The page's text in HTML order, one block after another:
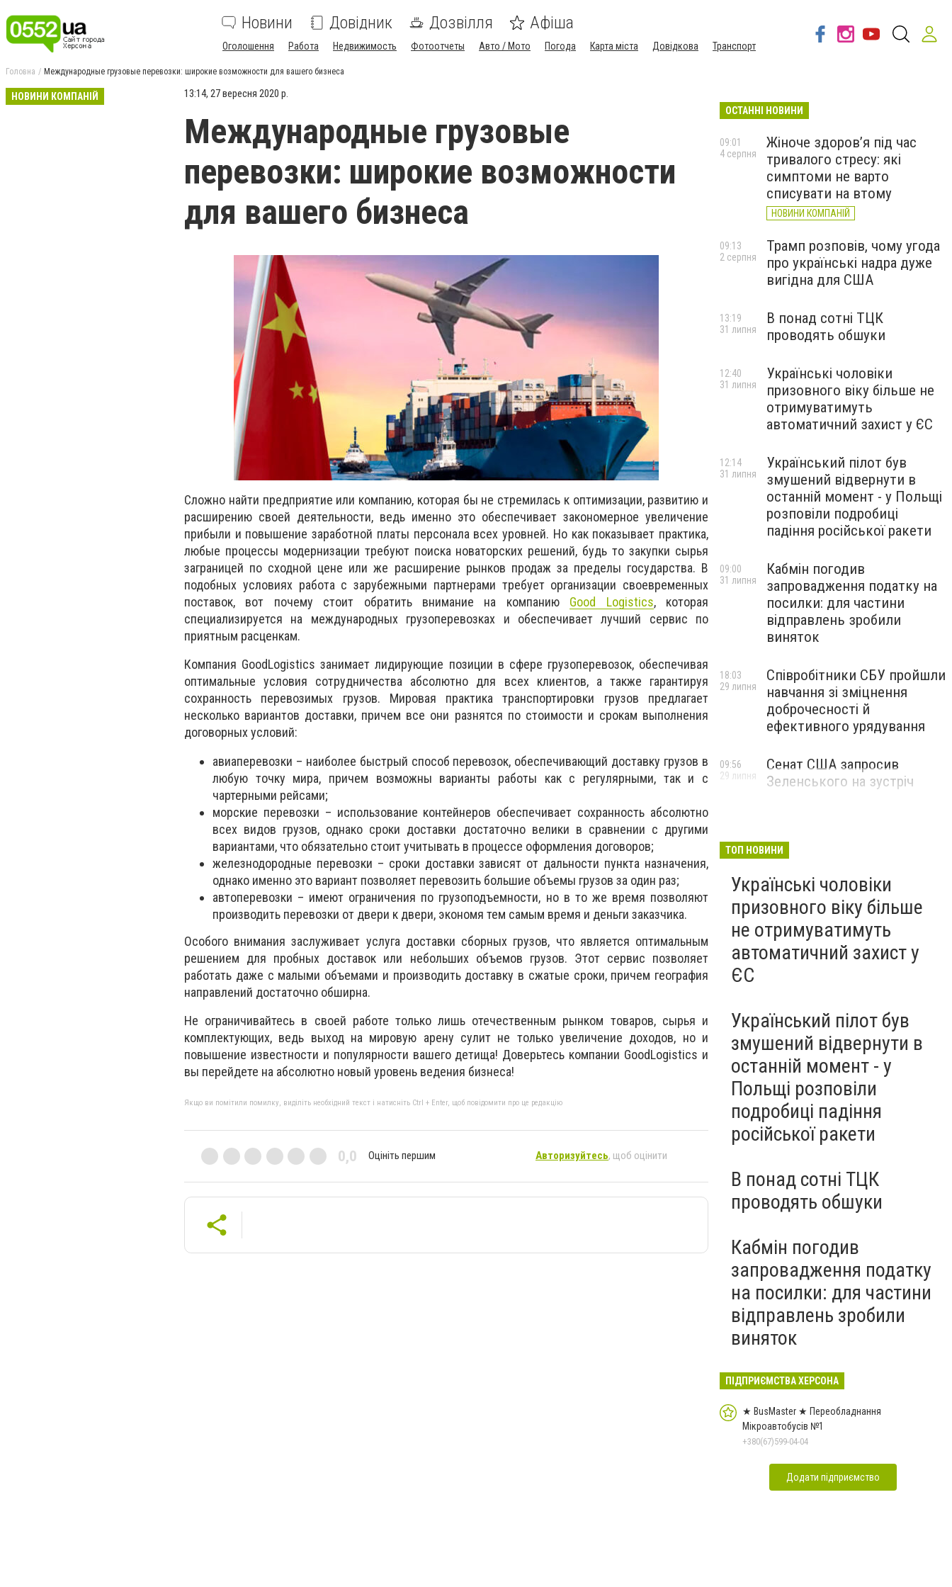
Новини Довідник Дозвілля Афіша
Оголошення Работа Недвижимость Фотоотчеты Авто / Мото Погода Карта міста Довідкова Транспорт
Головна Международные грузовые перевозки: широкие возможности для вашего бизнеса
НОВИНИ КОМПАНІЙ 13:14, 27 вересня 2020 р.
Международные грузовые
перевозки: широкие возможности
для вашего бизнеса
Сложно найти предприятие или компанию, которая бы не стремилась к оптимизации, развитию и
расширению своей деятельности, ведь именно это обеспечивает закономерное увеличение
прибыли и повышение заработной платы персонала всех уровней. Но как показывает практика,
любые процессы модернизации требуют поиска новаторских решений, будь то закупки сырья
заграницей по сходной цене или же расширение рынков продаж за пределы государства. В
подобных условиях работа с зарубежными партнерами требует организации своевременных
поставок, вот почему стоит обратить внимание на компанию Good Logistics, которая
специализируется на международных грузоперевозках и обеспечивает лучший сервис по
приятным расценкам.
Компания GoodLogistics занимает лидирующие позиции в сфере грузоперевозок, обеспечивая
оптимальные условия сотрудничества абсолютно для всех клиентов, а также гарантируя
сохранность перевозимых грузов. Мировая практика транспортировки грузов предлагает
несколько вариантов доставки, причем все они разнятся по стоимости и срокам выполнения
договорных условий:
авиаперевозки – наиболее быстрый способ перевозок, обеспечивающий доставку грузов в
любую точку мира, причем возможны варианты работы как с регулярными, так и с
чартерными рейсами;
морские перевозки – использование контейнеров обеспечивает сохранность абсолютно
всех видов грузов, однако сроки доставки достаточно велики в сравнении с другими
вариантами, что обязательно стоит учитывать в процессе оформления договоров;
железнодородные перевозки – сроки доставки зависят от дальности пункта назначения,
однако именно это вариант позволяет перевозить большие объемы грузов за один раз;
автоперевозки – имеют ограничения по грузоподъемности, но в то же время позволяют
производить перевозки от двери к двери, экономя тем самым время и деньги заказчика.
Особого внимания заслуживает услуга доставки сборных грузов, что является оптимальным
решением для пробных доставок или небольших объемов грузов. Этот сервис позволяет
работать даже с малыми объемами и производить доставку в сжатые сроки, причем география
направлений достаточно обширна.
Не ограничивайтесь в своей работе только лишь отечественным рынком товаров, сырья и
комплектующих, ведь выход на мировую арену сулит не только увеличение доходов, но и
повышение известности и популярности вашего детища! Доверьтесь компании GoodLogistics и
вы перейдете на абсолютно новый уровень ведения бизнеса!
Якщо ви помітили помилку, виділіть необхідний текст і натисніть Ctrl + Enter, щоб повідомити про це редакцію
0,0 Оцініть першим Авторизуйтесь, щоб оцінити
ОСТАННІ НОВИНИ
Жіноче здоров’я під час
тривалого стресу: які
симптоми не варто
списувати на втому
НОВИНИ КОМПАНІЙ
09:01
4 серпня
Трамп розповів, чому угода
про українські надра дуже
вигідна для США
09:13
2 серпня
В понад сотні ТЦК
проводять обшуки
13:19
31 липня
Українські чоловіки
призовного віку більше не
отримуватимуть
автоматичний захист у ЄС
12:40
31 липня
Український пілот був
змушений відвернути в
останній момент - у Польщі
розповіли подробиці
падіння російської ракети
12:14
31 липня
Кабмін погодив
запровадження податку на
посилки: для частини
відправлень зробили
виняток
09:00
31 липня
Співробітники СБУ пройшли
навчання зі зміцнення
доброчесності й
ефективного урядування
18:03
29 липня
Сенат США запросив
Зеленського на зустріч
09:56
29 липня
ТОП НОВИНИ
Українські чоловіки
призовного віку більше
не отримуватимуть
автоматичний захист у
ЄС
Український пілот був
змушений відвернути в
останній момент - у
Польщі розповіли
подробиці падіння
російської ракети
В понад сотні ТЦК
проводять обшуки
Кабмін погодив
запровадження податку
на посилки: для частини
відправлень зробили
виняток
ПІДПРИЄМСТВА ХЕРСОНА
★ BusMaster ★ Переобладнання
Мікроавтобусів №1
+380(67)599-04-04
Додати підприємство